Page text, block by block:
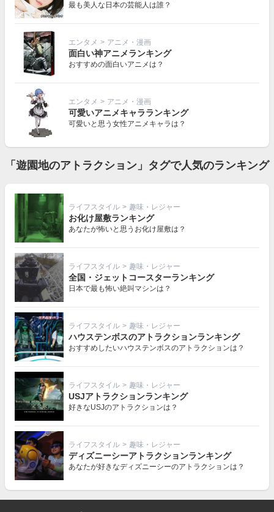
最も美人な日本の芸能人は誰？
エンタメ > アニメ・漫画
面白い神アニメランキング
おすすめの面白いアニメは？
エンタメ > アニメ・漫画
可愛いアニメキャラランキング
可愛いと思う女性アニメキャラは？
「遊園地のアトラクション」タグで人気のランキング
ライフスタイル > 趣味・レジャー
お化け屋敷ランキング
あなたが怖いと思うお化け屋敷は？
ライフスタイル > 趣味・レジャー
全国・ジェットコースターランキング
日本で最も怖い絶叫マシンは？
ライフスタイル > 趣味・レジャー
ハウステンボスのアトラクションランキング
おすすめしたいハウステンボスのアトラクションは？
ライフスタイル > 趣味・レジャー
USJアトラクションランキング
好きなUSJのアトラクションは？
ライフスタイル > 趣味・レジャー
ディズニーシーアトラクションランキング
あなたが好きなディズニーシーのアトラクションは？